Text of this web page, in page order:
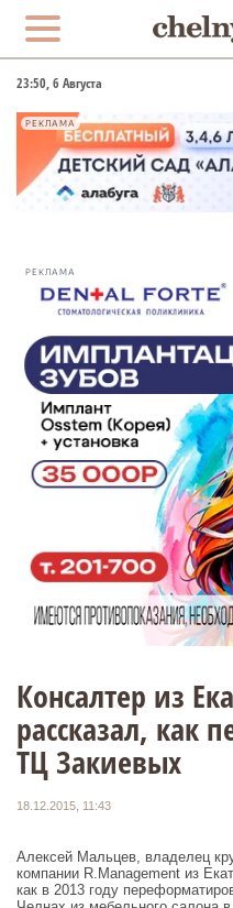
23:50, 6 Августа
РЕКЛАМА
РЕКЛАМА
Консалтер из
рассказал, как
ТЦ Закиевых
18.12.2015, 11:43
Алексей Мальцев, владелец
компании R.Management из
как в 2013 году